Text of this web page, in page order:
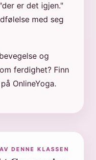
er det igjen."
med seg
og
ferdighet? Finn
OnlineYoga.
DENNE KLASSEN